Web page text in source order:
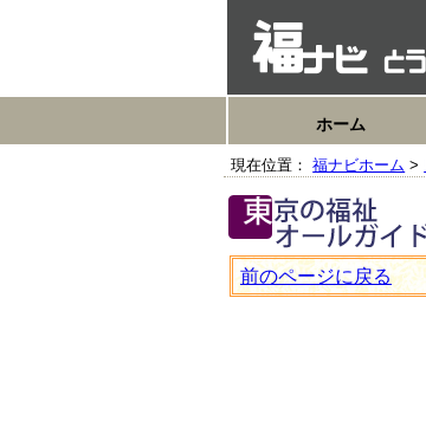
ホーム
現在位置：福ナビホーム >
前のページに戻る